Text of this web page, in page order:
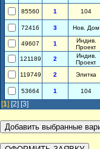
85560 1 104
72416 3 Нов. Дом
49607 1
Индив.
Проект
121189 2
Индив.
Проект
119749 2 Элитка
53664 1 104
[1] [2] [3]